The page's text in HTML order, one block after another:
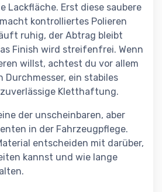
Lackfläche. Erst diese saubere
kontrolliertes Polieren
ruhig, der Abtrag bleibt
Finish wird streifenfrei. Wenn
willst, achtest du vor allem
Durchmesser, ein stabiles
Kletthaftung.
der unscheinbaren, aber
in der Fahrzeugpflege.
entscheiden mit darüber,
kannst und wie lange